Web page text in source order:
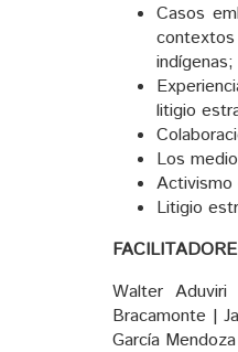
Casos
litigio
Los
Activismo
Litigio
Walter
Bracamonte |
García